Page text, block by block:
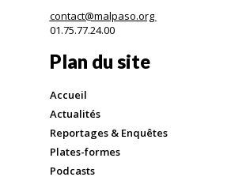
contact@malpaso.org
01.75.77.24.00
Plan du site
Accueil
Actualités
Reportages & Enquêtes
Plates-formes
Podcasts